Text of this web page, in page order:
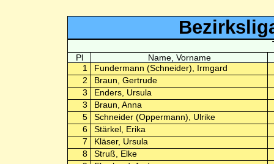
Pl
Name, Vorname
1
Fundermann (Schneider), Irmgard
2
Braun, Gertrude
3
Enders, Ursula
3
Braun, Anna
5
Schneider (Oppermann), Ulrike
6
Stärkel, Erika
7
Kläser, Ursula
8
Struß, Elke